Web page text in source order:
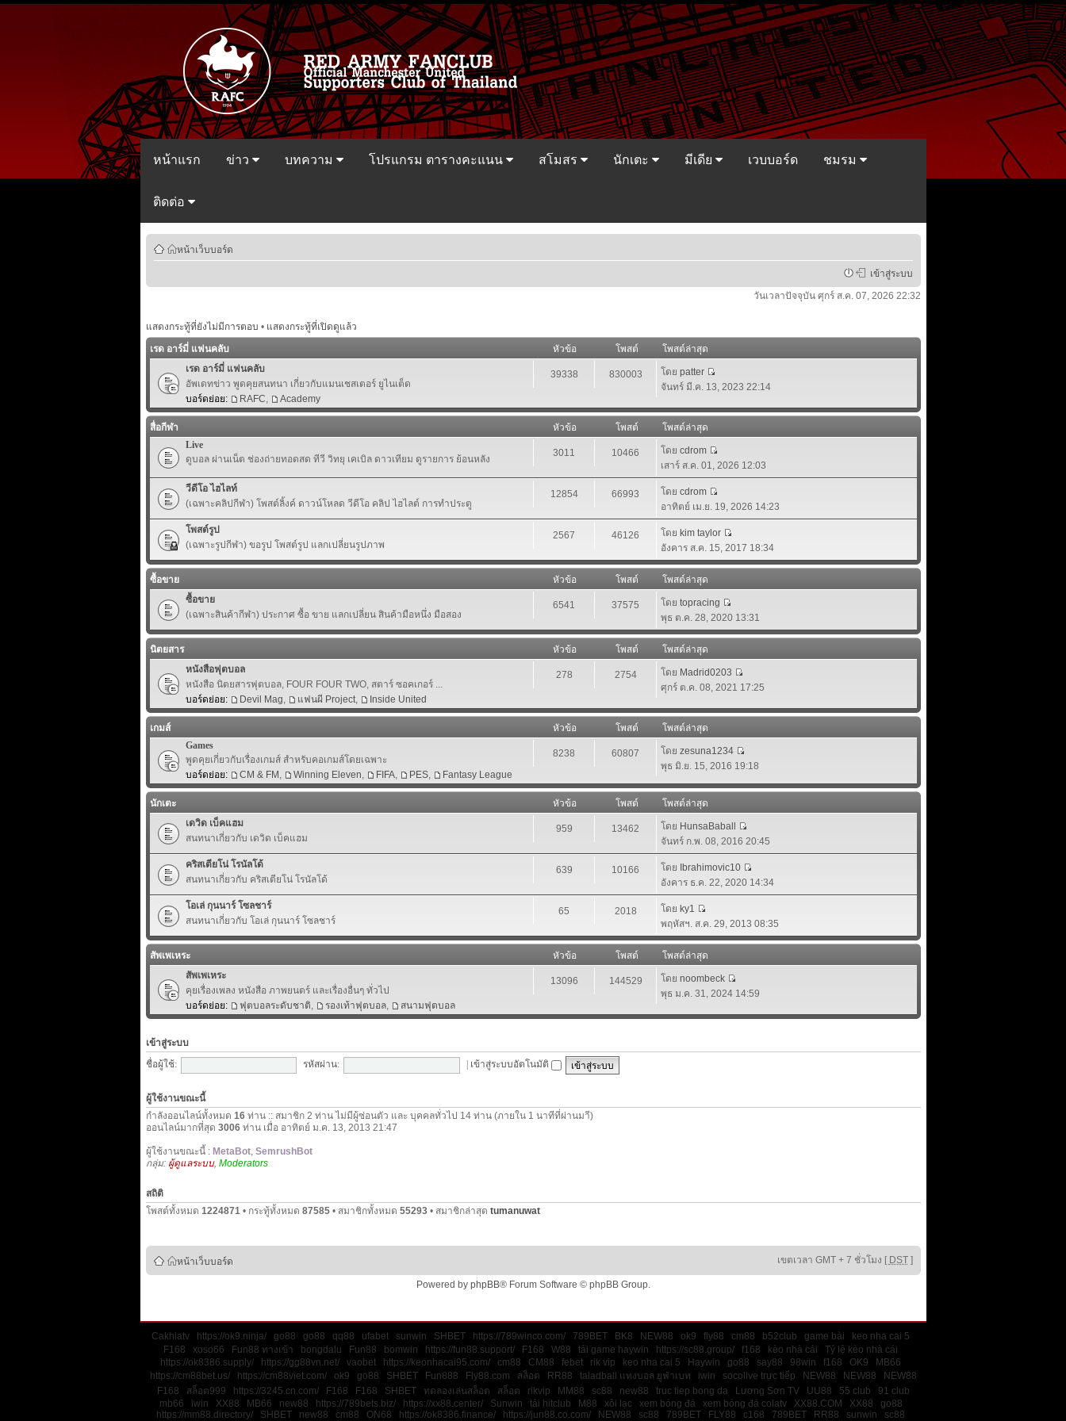
หน้าแรก ข่าว บทความ โปรแกรม ตารางคะแนน สโมสร นักเตะ มีเดีย เวบบอร์ด ชมรม
ติดต่อ
หน้าเว็บบอร์ด
เข้าสู่ระบบ
วันเวลาปัจจุบัน ศุกร์ ส.ค. 07, 2026 22:32
แสดงกระทู้ที่ยังไม่มีการตอบ • แสดงกระทู้ที่เปิดดูแล้ว
เรด อาร์มี่ แฟนคลับ
หัวข้อ โพสต์
โพสต์ล่าสุด
เรด อาร์มี่ แฟนคลับ
อัพเดทข่าว พูดคุยสนทนา เกี่ยวกับแมนเชสเตอร์ ยูไนเต็ด
บอร์ดย่อย:
RAFC, Academy
39338 830003 โดย patter
จันทร์ มี.ค. 13, 2023 22:14
สื่อกีฬา หัวข้อ โพสต์
โพสต์ล่าสุด
Live
ดูบอล ผ่านเน็ต ช่องถ่ายทอดสด ทีวี วิทยุ เคเบิล ดาวเทียม ดูรายการ ย้อนหลัง
3011 10466 โดย cdrom
เสาร์ ส.ค. 01, 2026 12:03
วีดีโอ ไฮไลท์
(เฉพาะคลิปกีฬา) โพสต์ลิ้งค์ ดาวน์โหลด วีดีโอ คลิป ไฮไลต์ การทำประตู
12854 66993 โดย cdrom
อาทิตย์ เม.ย. 19, 2026 14:23
โพสต์รูป
(เฉพาะรูปกีฬา) ขอรูป โพสต์รูป แลกเปลี่ยนรูปภาพ
2567 46126 โดย kim taylor
อังคาร ส.ค. 15, 2017 18:34
ซื้อขาย หัวข้อ โพสต์
โพสต์ล่าสุด
ซื้อขาย
(เฉพาะสินค้ากีฬา) ประกาศ ซื้อ ขาย แลกเปลี่ยน สินค้ามือหนึ่ง มือสอง
6541 37575 โดย topracing
พุธ ต.ค. 28, 2020 13:31
นิตยสาร หัวข้อ โพสต์
โพสต์ล่าสุด
หนังสือฟุตบอล
หนังสือ นิตยสารฟุตบอล, FOUR FOUR TWO, สตาร์ ซอคเกอร์ ...
บอร์ดย่อย:
Devil Mag, แฟนผี Project, Inside United
278 2754 โดย Madrid0203
ศุกร์ ต.ค. 08, 2021 17:25
เกมส์ หัวข้อ โพสต์
โพสต์ล่าสุด
Games
พูดคุยเกี่ยวกับเรื่องเกมส์ สำหรับคอเกมส์โดยเฉพาะ
บอร์ดย่อย:
CM & FM , Winning Eleven, FIFA, PES, Fantasy League
8238 60807 โดย zesuna1234
พุธ มิ.ย. 15, 2016 19:18
นักเตะ หัวข้อ โพสต์
โพสต์ล่าสุด
เดวิด เบ็คแฮม
สนทนาเกี่ยวกับ เดวิด เบ็คแฮม
959 13462 โดย HunsaBaball
จันทร์ ก.พ. 08, 2016 20:45
คริสเตียโน่ โรนัลโด้
สนทนาเกี่ยวกับ คริสเตียโน่ โรนัลโด้
639 10166 โดย Ibrahimovic10
อังคาร ธ.ค. 22, 2020 14:34
โอเล่ กุนนาร์ โซลชาร์
สนทนาเกี่ยวกับ โอเล่ กุนนาร์ โซลชาร์
65 2018 โดย ky1
พฤหัสฯ. ส.ค. 29, 2013 08:35
สัพเพเหระ หัวข้อ โพสต์
โพสต์ล่าสุด
สัพเพเหระ
คุยเรื่องเพลง หนังสือ ภาพยนตร์ และเรื่องอื่นๆ ทั่วไป
บอร์ดย่อย:
ฟุตบอลระดับชาติ, รองเท้าฟุตบอล, สนามฟุตบอล
13096 144529 โดย noombeck
พุธ ม.ค. 31, 2024 14:59
เข้าสู่ระบบ
ชื่อผู้ใช้:
รหัสผ่าน: เข้าสู่ระบบอัตโนมัติ
ผู้ใช้งานขณะนี้
กำลังออนไลน์ทั้งหมด 16ท่าน :: สมาชิก 2 ท่าน ไม่มีผู้ซ่อนตัว และ บุคคลทั่วไป 14 ท่าน (ภายใน 1 นาทีที่ผ่านมาี)
ออนไลน์มากที่สุด 3006ท่าน เมื่อ อาทิตย์ ม.ค. 13, 2013 21:47
ผู้ใช้งานขณะนี้ : MetaBot, SemrushBot
กลุ่ม: ผู้ดูแลระบบ, Moderators
สถิติ
โพสต์ทั้งหมด 1224871• กระทู้ทั้งหมด 87585• สมาชิกทั้งหมด 55293• สมาชิกล่าสุด tumanuwat
หน้าเว็บบอร์ด เขตเวลา GMT + 7 ชั่วโมง [ DST]
Powered by phpBB® Forum Software © phpBB Group.
Cakhiatv https://ok9.ninja/ go88 go88 qq88 ufabet sunwin SHBET https://789winco.com/ 789BET BK8 NEW88 ok9 fly88 cm88 b52club game bài
keo nha cai 5
F168
xoso66 Fun88 ทางเข้า bongdalu Fun88 bomwin https://fun88.support/ F168 W88 tải game haywin https://sc88.group/ f168 kèo nhà cái
Tỷ lệ kèo nhà cái
https://ok8386.supply/
https://gg88vn.net/ vaobet https://keonhacai95.com/ cm88 CM88 febet rik vip keo nha cai 5 Haywin go88 say88 98win f168 OK9
MB66
https://cm88bet.us/
https://cm88viet.com/ ok9 go88 SHBET Fun888 Fly88.com สล็อต RR88 taladball แทงบอล ยูฟ่าเบท iwin socolive trực tiếp NEW88 NEW88
NEW88
F168
สล็อต999 https://3245.cn.com/ F168 F168 SHBET ทดลองเล่นสล็อต สล็อต rikvip MM88 sc88 new88 truc tiep bong da Lương Sơn TV UU88 55 club
91 club
mb66
iwin XX88 MB66 new88 https://789bets.biz/ https://xx88.center/ Sunwin tải hitclub M88 xôi lạc xem bóng đá xem bóng đá colatv XX88.COM XX88
go88
https://mm88.directory/
SHBET new88 cm88 ON68 https://ok8386.finance/ https://jun88.co.com/ NEW88 sc88 789BET FLY88 c168 789BET RR88 sunwin
sc88